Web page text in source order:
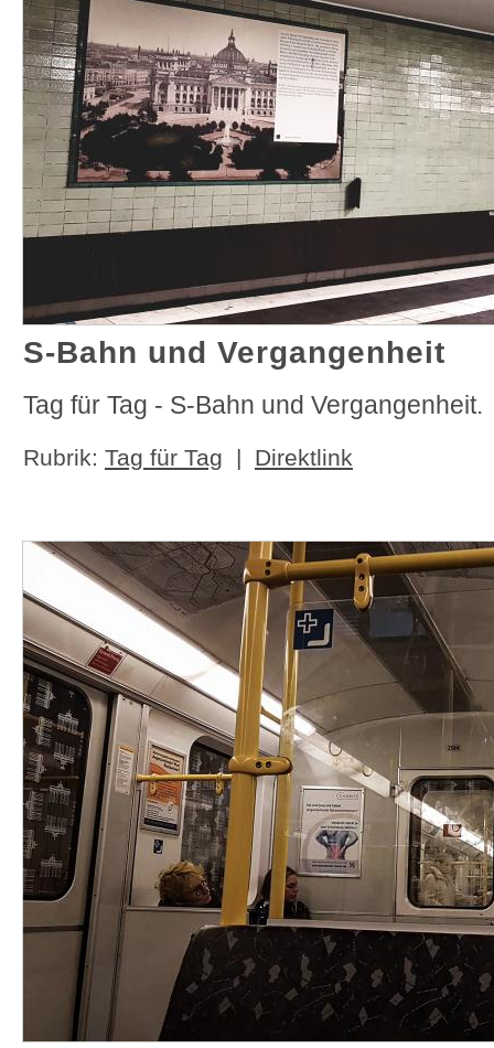
S-Bahn und Vergangenheit
Tag für Tag - S-Bahn und Vergangenheit.
Rubrik: Tag für Tag | Direktlink